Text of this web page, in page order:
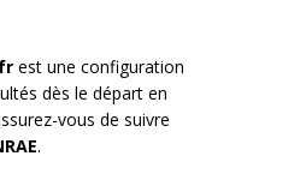
est une configuration
dès le départ en
vous de suivre
.